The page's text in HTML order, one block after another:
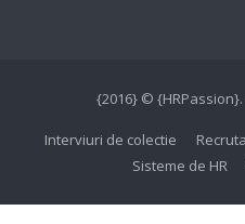
{2016} © {HRPassion}.
Interviuri de colectie
Sisteme de HR